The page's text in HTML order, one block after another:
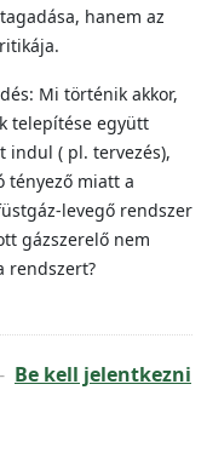
hanem az
Mi történik akkor,
telepítése együtt
indul ( pl. tervezés),
tényező miatt a
levegő rendszer
gázszerelő nem
rendszert?
- Be kell jelentkezni